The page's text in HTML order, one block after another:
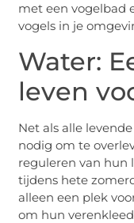
met een vogelbad
vogels in je
Water:
leven
Net als alle
nodig om te
reguleren van hun
tijdens hete
alleen een plek
om hun